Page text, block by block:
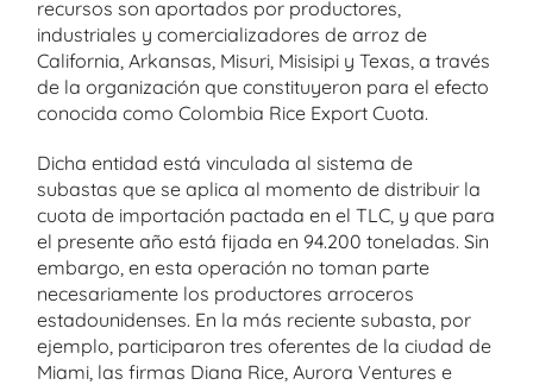
recursos son aportados por productores,
industriales y comercializadores de arroz de
California, Arkansas, Misuri, Misisipi y Texas, a través
de la organización que constituyeron para el efecto
conocida como Colombia Rice Export Cuota.
Dicha entidad está vinculada al sistema de
subastas que se aplica al momento de distribuir la
cuota de importación pactada en el TLC, y que para
el presente año está fijada en 94.200 toneladas. Sin
embargo, en esta operación no toman parte
necesariamente los productores arroceros
estadounidenses. En la más reciente subasta, por
ejemplo, participaron tres oferentes de la ciudad de
Miami, las firmas Diana Rice, Aurora Ventures e